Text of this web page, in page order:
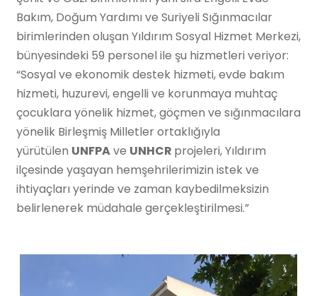
Bakım, Doğum Yardımı ve Suriyeli Sığınmacılar
birimlerinden oluşan Yıldırım Sosyal Hizmet Merkezi,
bünyesindeki 59 personel ile şu hizmetleri veriyor:
“Sosyal ve ekonomik destek hizmeti, evde bakım
hizmeti, huzurevi, engelli ve korunmaya muhtaç
çocuklara yönelik hizmet, göçmen ve sığınmacılara
yönelik Birleşmiş Milletler ortaklığıyla
yürütülen UNFPAve UNHCR projeleri, Yıldırım
ilçesinde yaşayan hemşehrilerimizin istek ve
ihtiyaçları yerinde ve zaman kaybedilmeksizin
belirlenerek müdahale gerçekleştirilmesi.”